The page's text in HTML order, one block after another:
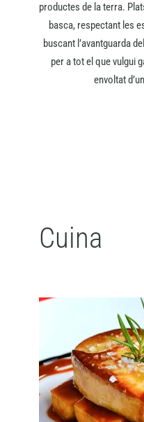
productes de la terra.
basca, respectant les
buscant l’avantguarda
per a tot el que vulgui
envoltat
Cuina